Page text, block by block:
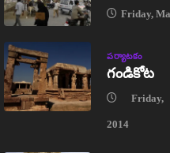
Friday,
పర్యాటకం
గండికోట
Friday,
2014